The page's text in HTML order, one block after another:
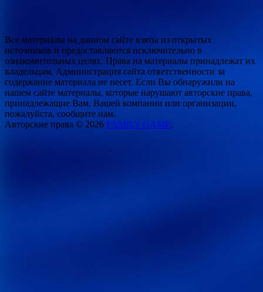
Все материалы на данном сайте взяты из открытых
источников и предоставляются исключительно в
ознакомительных целях. Права на материалы принадлежат их
владельцам. Администрация сайта ответственности за
содержание материала не несет. Если Вы обнаружили на
нашем сайте материалы, которые нарушают авторские права,
принадлежащие Вам, Вашей компании или организации,
пожалуйста, сообщите нам.
Авторские права © 2026 FAMILY-GAME.